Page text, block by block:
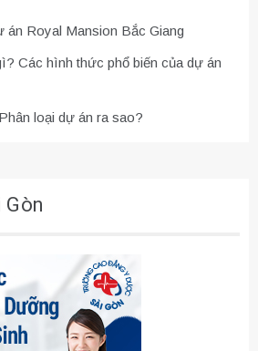
án Royal Mansion Bắc Giang
Các hình thức phổ biến của dự án
loại dự án ra sao?